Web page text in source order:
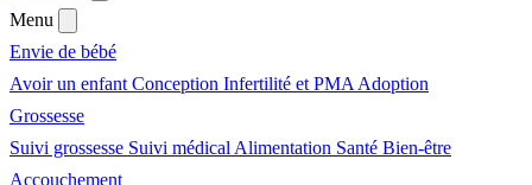
Menu
Envie de bébé
Avoir un enfant Conception Infertilité et PMA Adoption
Grossesse
Suivi grossesse Suivi médical Alimentation Santé Bien-être
Accouchement